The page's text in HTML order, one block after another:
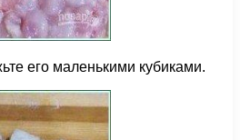
его маленькими кубиками.